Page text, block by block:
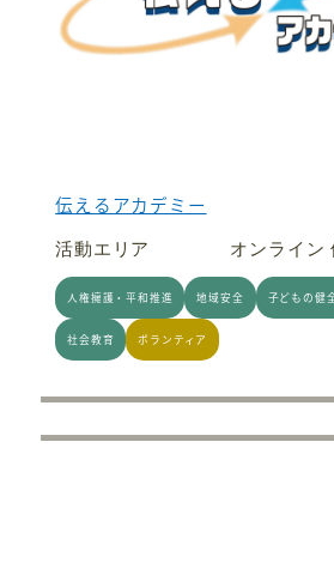
伝えるアカデミー
活動エリア オンライン
人権擁護・平和推進 地域安全 子どもの健
社会教育 ボランティア